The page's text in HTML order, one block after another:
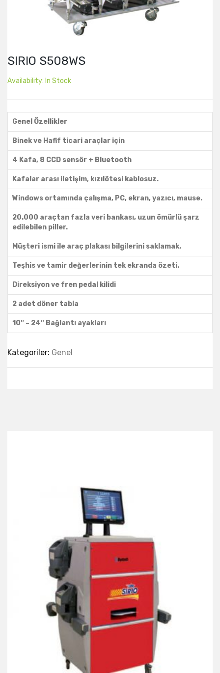
SIRIO S508WS
Availability: In Stock
Genel Özellikler
Binek ve Hafif ticari araçlar için
4 Kafa, 8 CCD sensör + Bluetooth
Kafalar arası iletişim, kızılötesi kablosuz.
Windows ortamında çalışma, PC, ekran, yazıcı, mause.
20.000 araçtan fazla veri bankası, uzun ömürlü şarz
edilebilen piller.
Müşteri ismi ile araç plakası bilgilerini saklamak.
Teşhis ve tamir değerlerinin tek ekranda özeti.
Direksiyon ve fren pedal kilidi
2 adet döner tabla
10″ – 24″ Bağlantı ayakları
Kategoriler: Genel